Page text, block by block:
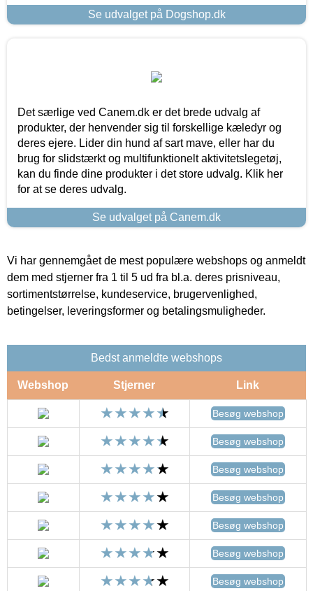
Se udvalget på Dogshop.dk
Det særlige ved Canem.dk er det brede udvalg af
produkter, der henvender sig til forskellige kæledyr og
deres ejere. Lider din hund af sart mave, eller har du
brug for slidstærkt og multifunktionelt aktivitetslegetøj,
kan du finde dine produkter i det store udvalg. Klik her
for at se deres udvalg.
Se udvalget på Canem.dk
Vi har gennemgået de mest populære webshops og anmeldt
dem med stjerner fra 1 til 5 ud fra bl.a. deres prisniveau,
sortimentstørrelse, kundeservice, brugervenlighed,
betingelser, leveringsformer og betalingsmuligheder.
Bedst anmeldte webshops
Webshop Stjerner Link
Besøg webshop
Besøg webshop
Besøg webshop
Besøg webshop
Besøg webshop
Besøg webshop
Besøg webshop